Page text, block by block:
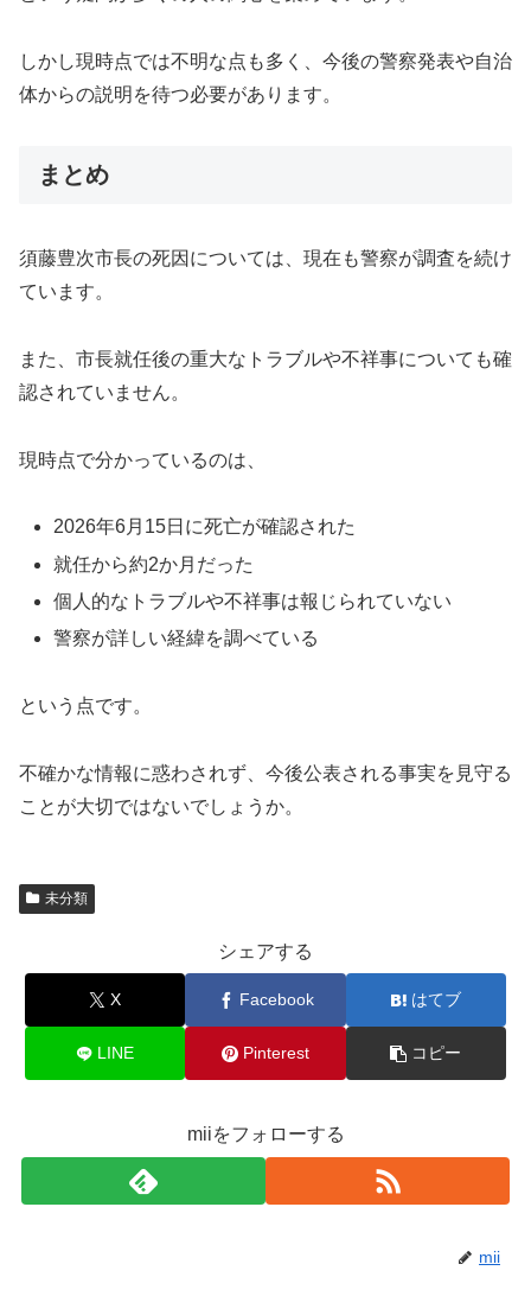
しかし現時点では不明な点も多く、今後の警察発表や自治
体からの説明を待つ必要があります。
まとめ
須藤豊次市長の死因については、現在も警察が調査を続け
ています。
また、市長就任後の重大なトラブルや不祥事についても確
認されていません。
現時点で分かっているのは、
2026年6月15日に死亡が確認された
就任から約2か月だった
個人的なトラブルや不祥事は報じられていない
警察が詳しい経緯を調べている
という点です。
不確かな情報に惑わされず、今後公表される事実を見守る
ことが大切ではないでしょうか。
未分類
シェアする
X Facebook はてブ
LINE Pinterest コピー
miiをフォローする
mii